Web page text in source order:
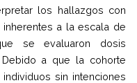
los hallazgos con
a la escala de
se evaluaron dosis
Debido a que la cohorte
sin intenciones